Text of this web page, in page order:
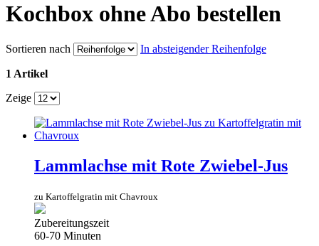
Kochbox ohne Abo bestellen
Sortieren nach In absteigender Reihenfolge
1 Artikel
Zeige
Lammlachse mit Rote Zwiebel-Jus
zu Kartoffelgratin mit Chavroux
Zubereitungszeit
60-70 Minuten